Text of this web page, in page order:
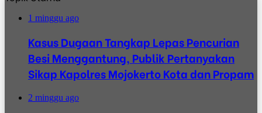
1 minggu ago
Kasus Dugaan Tangkap Lepas Pencurian
Besi Menggantung, Publik Pertanyakan
Sikap Kapolres Mojokerto Kota dan Propam
2 minggu ago